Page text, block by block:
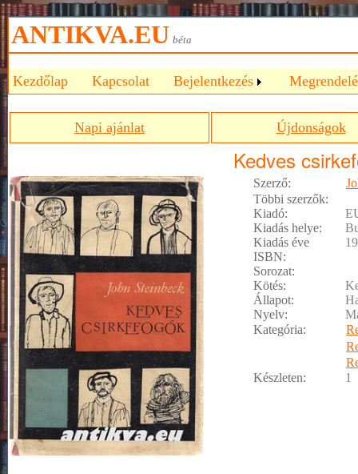
ANTIKVA.EU béta
Kezdőlap Kapcsolat Bejelentkezés
Napi ajánlat Újdonságok
Kedves
Szerző:
Többi szerzők:
Kiadó:
Kiadás helye:
Kiadás éve
ISBN:
Sorozat:
Kötés:
Állapot:
Nyelv:
Kategória:
Készleten:
1